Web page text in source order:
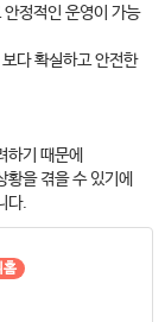
정적인 운영이 가능
다 확실하고 안전한
하기 때문에
을 겪을 수 있기에
다.
홈